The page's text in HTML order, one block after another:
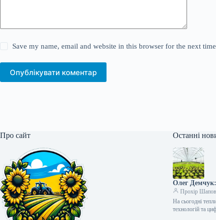
Save my name, email and website in this browser for the next
Опублікувати коментар
Про сайт Останні
Олег Демчук:
Прохір
На сьогодні
технологій та